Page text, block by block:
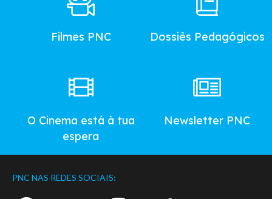
Filmes PNC Dossiês Pedagógicos
O Cinema está à tua
espera
Newsletter PNC
PNC NAS REDES SOCIAIS: